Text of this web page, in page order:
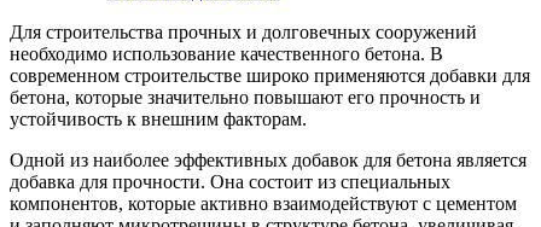
Для строительства прочных и долговечных сооружений
необходимо использование качественного бетона. В
современном строительстве широко применяются добавки для
бетона, которые значительно повышают его прочность и
устойчивость к внешним факторам.
Одной из наиболее эффективных добавок для бетона является
добавка для прочности. Она состоит из специальных
компонентов, которые активно взаимодействуют с цементом